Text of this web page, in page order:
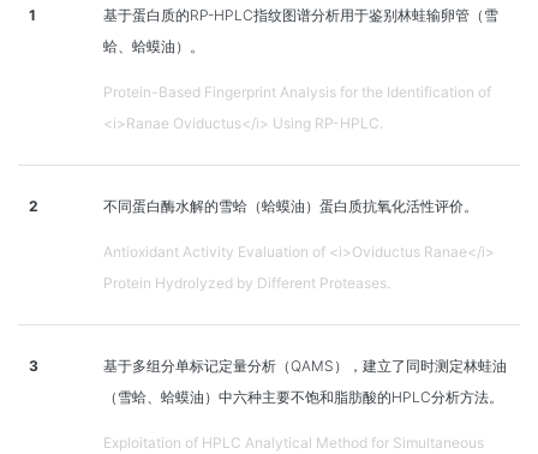
1
基于蛋白质的RP-HPLC指纹图谱分析用于鉴别林蛙输卵管（雪
蛤、蛤蟆油）。
Protein-Based Fingerprint Analysis for the Identification of
<i>Ranae Oviductus</i> Using RP-HPLC.
2 不同蛋白酶水解的雪蛤（蛤蟆油）蛋白质抗氧化活性评价。
Antioxidant Activity Evaluation of <i>Oviductus Ranae</i>
Protein Hydrolyzed by Different Proteases.
3
基于多组分单标记定量分析（QAMS），建立了同时测定林蛙油
（雪蛤、蛤蟆油）中六种主要不饱和脂肪酸的HPLC分析方法。
Exploitation of HPLC Analytical Method for Simultaneous